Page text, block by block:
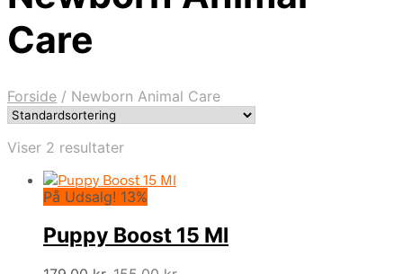
Care
Forside / Newborn Animal Care
Viser 2 resultater
På Udsalg! 13%
Puppy Boost 15 Ml